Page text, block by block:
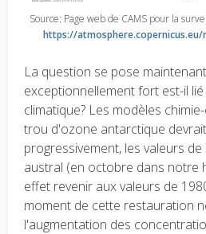
Source: Page web de CAMS pour la
https://
La question se pose
exceptionnellement fort est-il
climatique? Les modèles
trou d'ozone antarctique
progressivement, les valeurs
austral (en octobre dans notre
effet revenir aux valeurs de
moment de cette restauration
l'augmentation des